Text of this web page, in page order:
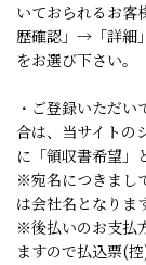
いておられるお
歴確認」→「詳細
をお選び下さい。
・ご登録いただ
合は、当サイトの
に「領収書希望」
※宛名につきまし
は会社名となりま
※後払いのお支払
ますので払込票(